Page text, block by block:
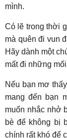
mình.
Có lẽ trong thời
mà quên đi vun
Hãy dành một
mất đi những
Nếu bạn mơ
mang đến bạn
muốn nhắc nhở
bè để không bị
chính rất khó để